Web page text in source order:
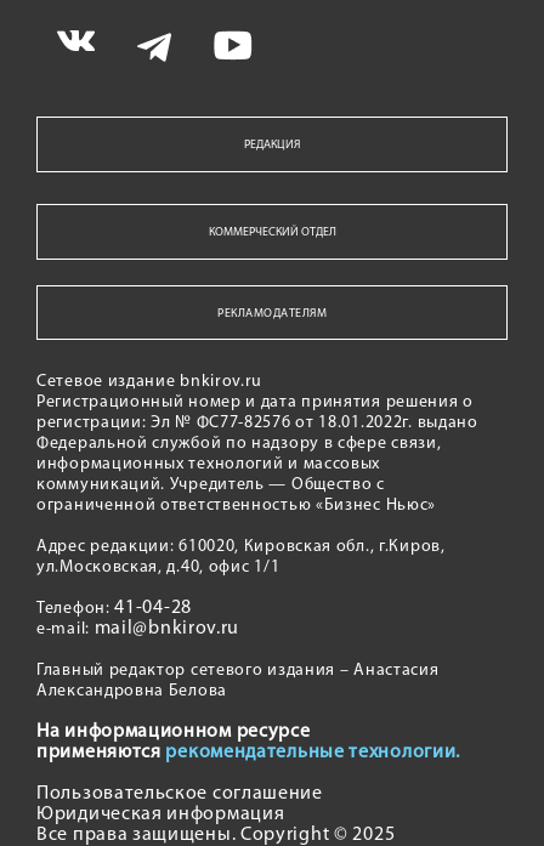
РЕДАКЦИЯ
КОММЕРЧЕСКИЙ ОТДЕЛ
РЕКЛАМОДАТЕЛЯМ
Сетевое издание bnkirov.ru
Регистрационный номер и дата принятия решения о
регистрации: Эл № ФС77-82576 от 18.01.2022г. выдано
Федеральной службой по надзору в сфере связи,
информационных технологий и массовых
коммуникаций. Учредитель — Общество с
ограниченной ответственностью «Бизнес Ньюс»
Адрес редакции: 610020, Кировская обл., г.Киров,
ул.Московская, д.40, офис 1/1
Телефон:41-04-28
e-mail: mail@bnkirov.ru
Главный редактор сетевого издания – Анастасия
Александровна Белова
На информационном ресурсе
применяются рекомендательные технологии.
Пользовательское соглашение
Юридическая информация
Все права защищены. Copyright © 2025